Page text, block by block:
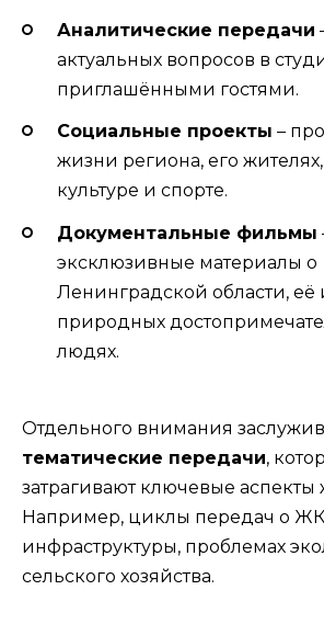
Аналитические передачи
актуальных вопросов в
приглашёнными гостями.
Социальные проекты –
жизни региона, его
культуре и спорте.
Документальные фильмы
эксклюзивные материалы о
Ленинградской области, её
природных
людях.
Отдельного внимания
тематические передачи,
затрагивают ключевые
Например, циклы передач о
инфраструктуры, проблемах
сельского хозяйства.